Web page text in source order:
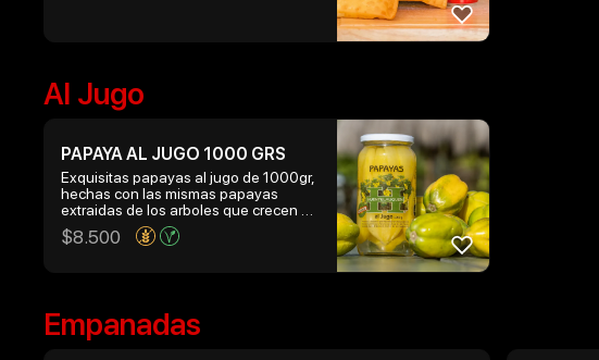
Al Jugo
PAPAYA AL JUGO 1000 GRS
Exquisitas papayas al jugo de 1000gr,
hechas con las mismas papayas
extraidas de los arboles que crecen en
la hacienda de huentelauquen.
$8.500
Empanadas